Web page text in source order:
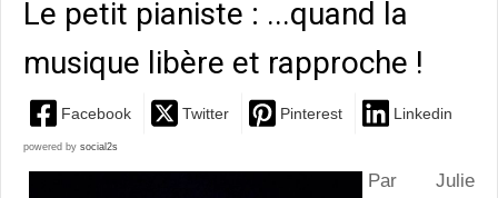
Le petit pianiste : ...quand la
musique libère et rapproche !
Facebook Twitter Pinterest Linkedin
powered by social2s
Par Julie